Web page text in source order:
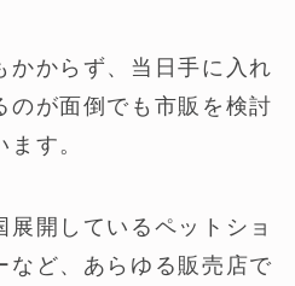
かからず、当日手に入れ
のが面倒でも市販を検討
す。
展開しているペットショ
など、あらゆる販売店で